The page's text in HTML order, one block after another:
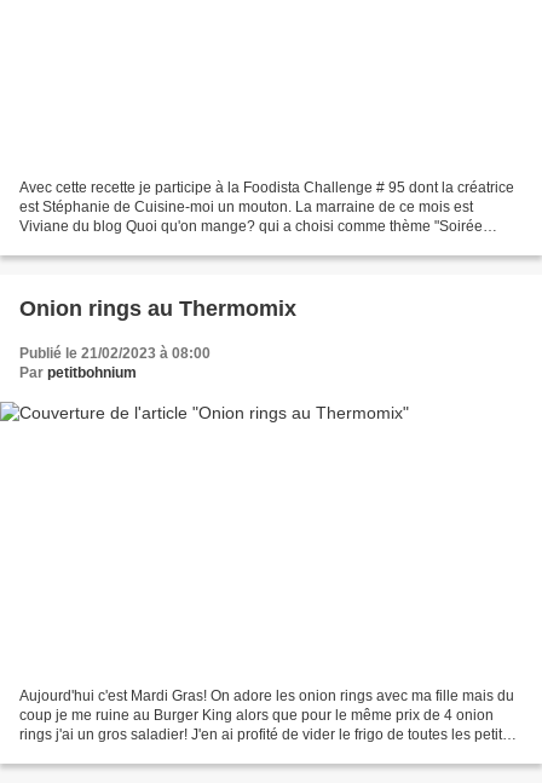
Avec cette recette je participe à la Foodista Challenge # 95 dont la créatrice
est Stéphanie de Cuisine-moi un mouton. La marraine de ce mois est
Viviane du blog Quoi qu'on mange? qui a choisi comme thème "Soirée
Onion rings au Thermomix
Publié le 21/02/2023 à 08:00
Par petitbohnium
Aujourd'hui c'est Mardi Gras! On adore les onion rings avec ma fille mais du
coup je me ruine au Burger King alors que pour le même prix de 4 onion
rings j'ai un gros saladier! J'en ai profité de vider le frigo de toutes les petites